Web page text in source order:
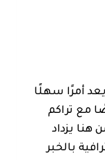
أمرًا سهلًا
مع تراكم
هنا يزداد
بالخبر